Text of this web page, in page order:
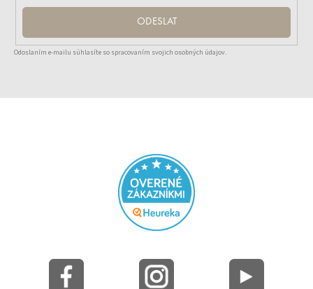
ODESLAT
Odoslaním e-mailu súhlasíte so spracovaním svojich osobných údajov.